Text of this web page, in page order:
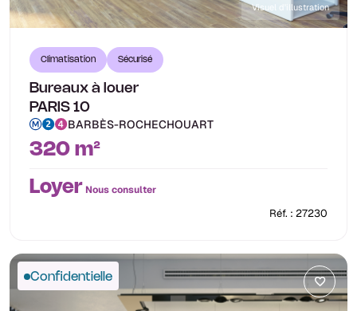
Visuel d'illustration
Climatisation Sécurisé
Bureaux à louer
PARIS 10
BARBÈS-ROCHECHOUART
320 m²
Loyer Nous consulter
Réf. : 27230
Confidentielle